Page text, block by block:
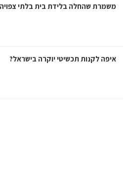
משמרת שהחלה בלידת בית בלתי צפויה
איפה לקנות תכשיטי יוקרה בישראל?